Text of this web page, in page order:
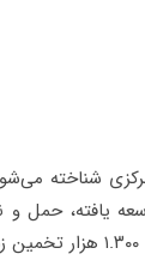
شناخته
یافته،